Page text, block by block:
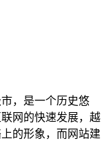
，是一个历史悠
网的快速发展，越
的形象，而网站建